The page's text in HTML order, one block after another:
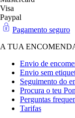
Visa
Paypal
Pagamento seguro
A TUA
Envio de
Envio sem
Seguimento do
Procura o teu
Perguntas
Tarifas